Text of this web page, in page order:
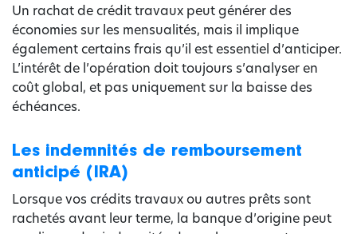
Un rachat de crédit travaux peut générer des
économies sur les mensualités, mais il implique
également certains frais qu’il est essentiel d’anticiper.
L’intérêt de l’opération doit toujours s’analyser en
coût global, et pas uniquement sur la baisse des
échéances.
Les indemnités de remboursement
anticipé (IRA)
Lorsque vos crédits travaux ou autres prêts sont
rachetés avant leur terme, la banque d’origine peut